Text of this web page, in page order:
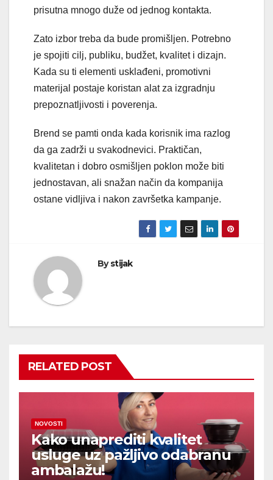
prisutna mnogo duže od jednog kontakta.
Zato izbor treba da bude promišljen. Potrebno
je spojiti cilj, publiku, budžet, kvalitet i dizajn.
Kada su ti elementi usklađeni, promotivni
materijal postaje koristan alat za izgradnju
prepoznatljivosti i poverenja.
Brend se pamti onda kada korisnik ima razlog
da ga zadrži u svakodnevici. Praktičan,
kvalitetan i dobro osmišljen poklon može biti
jednostavan, ali snažan način da kompanija
ostane vidljiva i nakon završetka kampanje.
Bystijak
RELATED POST
NOVOSTI
Kako unaprediti kvalitet
usluge uz pažljivo odabranu
ambalažu!